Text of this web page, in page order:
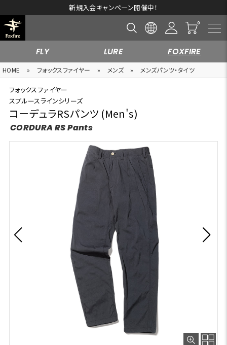
新規入会キャンペーン開催中！
FLY LURE FOXFIRE
HOME » フォックスファイヤー » メンズ » メンズパンツ・タイツ
フォックスファイヤー
スプルースラインシリーズ
コーデュラRSパンツ (Men's)
CORDURA RS Pants